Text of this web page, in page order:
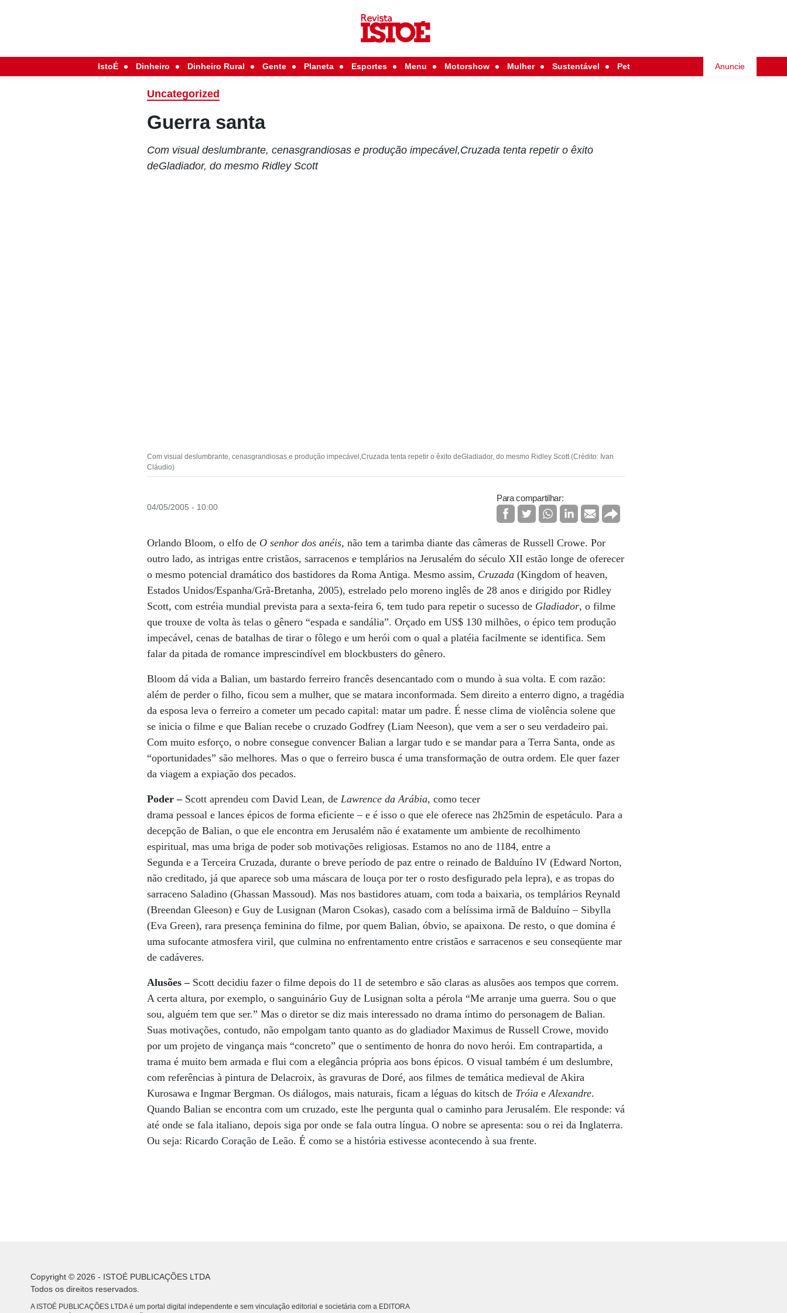
IstoÉ Dinheiro Dinheiro Rural Gente Planeta Esportes Menu Motorshow Mulher Sustentável Pet Anuncie
Uncategorized
Guerra santa
Com visual deslumbrante, cenasgrandiosas e produção impecável,Cruzada tenta repetir o êxito
deGladiador, do mesmo Ridley Scott
Com visual deslumbrante, cenasgrandiosas e produção impecável,Cruzada tenta repetir o êxito deGladiador, do mesmo Ridley Scott (Crédito: Ivan
Cláudio)
04/05/2005 - 10:00
Para compartilhar:
Orlando Bloom, o elfo de O senhor dos anéis, não tem a tarimba diante das câmeras de Russell Crowe. Por
outro lado, as intrigas entre cristãos, sarracenos e templários na Jerusalém do século XII estão longe de oferecer
o mesmo potencial dramático dos bastidores da Roma Antiga. Mesmo assim, Cruzada (Kingdom of heaven,
Estados Unidos/Espanha/Grã-Bretanha, 2005), estrelado pelo moreno inglês de 28 anos e dirigido por Ridley
Scott, com estréia mundial prevista para a sexta-feira 6, tem tudo para repetir o sucesso de Gladiador, o filme
que trouxe de volta às telas o gênero “espada e sandália”. Orçado em US$ 130 milhões, o épico tem produção
impecável, cenas de batalhas de tirar o fôlego e um herói com o qual a platéia facilmente se identifica. Sem
falar da pitada de romance imprescindível em blockbusters do gênero.
Bloom dá vida a Balian, um bastardo ferreiro francês desencantado com o mundo à sua volta. E com razão:
além de perder o filho, ficou sem a mulher, que se matara inconformada. Sem direito a enterro digno, a tragédia
da esposa leva o ferreiro a cometer um pecado capital: matar um padre. É nesse clima de violência solene que
se inicia o filme e que Balian recebe o cruzado Godfrey (Liam Neeson), que vem a ser o seu verdadeiro pai.
Com muito esforço, o nobre consegue convencer Balian a largar tudo e se mandar para a Terra Santa, onde as
“oportunidades” são melhores. Mas o que o ferreiro busca é uma transformação de outra ordem. Ele quer fazer
da viagem a expiação dos pecados.
Poder –Scott aprendeu com David Lean, deLawrence da Arábia, como tecer
drama pessoal e lances épicos de forma eficiente – e é isso o que ele oferece nas 2h25min de espetáculo. Para a
decepção de Balian, o que ele encontra em Jerusalém não é exatamente um ambiente de recolhimento
espiritual, mas uma briga de poder sob motivações religiosas. Estamos no ano de 1184, entre a
Segunda e a Terceira Cruzada, durante o breve período de paz entre o reinado de Balduíno IV (Edward Norton,
não creditado, já que aparece sob uma máscara de louça por ter o rosto desfigurado pela lepra), e as tropas do
sarraceno Saladino (Ghassan Massoud). Mas nos bastidores atuam, com toda a baixaria, os templários Reynald
(Breendan Gleeson) e Guy de Lusignan (Maron Csokas), casado com a belíssima irmã de Balduíno – Sibylla
(Eva Green), rara presença feminina do filme, por quem Balian, óbvio, se apaixona. De resto, o que domina é
uma sufocante atmosfera viril, que culmina no enfrentamento entre cristãos e sarracenos e seu conseqüente mar
de cadáveres.
Alusões – Scott decidiu fazer o filme depois do 11 de setembro e são claras as alusões aos tempos que correm.
A certa altura, por exemplo, o sanguinário Guy de Lusignan solta a pérola “Me arranje uma guerra. Sou o que
sou, alguém tem que ser.” Mas o diretor se diz mais interessado no drama íntimo do personagem de Balian.
Suas motivações, contudo, não empolgam tanto quanto as do gladiador Maximus de Russell Crowe, movido
por um projeto de vingança mais “concreto” que o sentimento de honra do novo herói. Em contrapartida, a
trama é muito bem armada e flui com a elegância própria aos bons épicos. O visual também é um deslumbre,
com referências à pintura de Delacroix, às gravuras de Doré, aos filmes de temática medieval de Akira
Kurosawa e Ingmar Bergman. Os diálogos, mais naturais, ficam a léguas do kitsch de Tróia eAlexandre.
Quando Balian se encontra com um cruzado, este lhe pergunta qual o caminho para Jerusalém. Ele responde: vá
até onde se fala italiano, depois siga por onde se fala outra língua. O nobre se apresenta: sou o rei da Inglaterra.
Ou seja: Ricardo Coração de Leão. É como se a história estivesse acontecendo à sua frente.
Copyright © 2026 - ISTOÉ PUBLICAÇÕES LTDA
Todos os direitos reservados.
A ISTOÉ PUBLICAÇÕES LTDA é um portal digital independente e sem vinculação editorial e societária com a EDITORA